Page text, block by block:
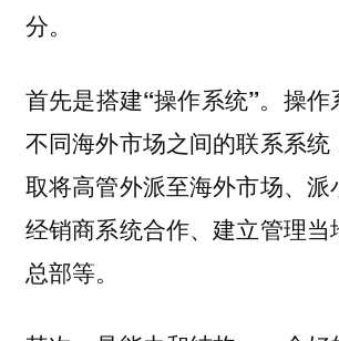
分。
首先是搭建“操作系统”。操作
不同海外市场之间的联系系统
取将高管外派至海外市场、
经销商系统合作、建立管理当
总部等。